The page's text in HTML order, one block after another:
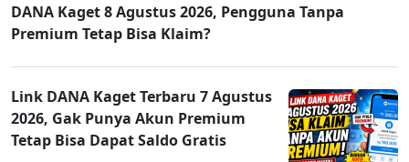
DANA Kaget 8 Agustus 2026, Pengguna Tanpa
Premium Tetap Bisa Klaim?
Link DANA Kaget Terbaru 7 Agustus
2026, Gak Punya Akun Premium
Tetap Bisa Dapat Saldo Gratis